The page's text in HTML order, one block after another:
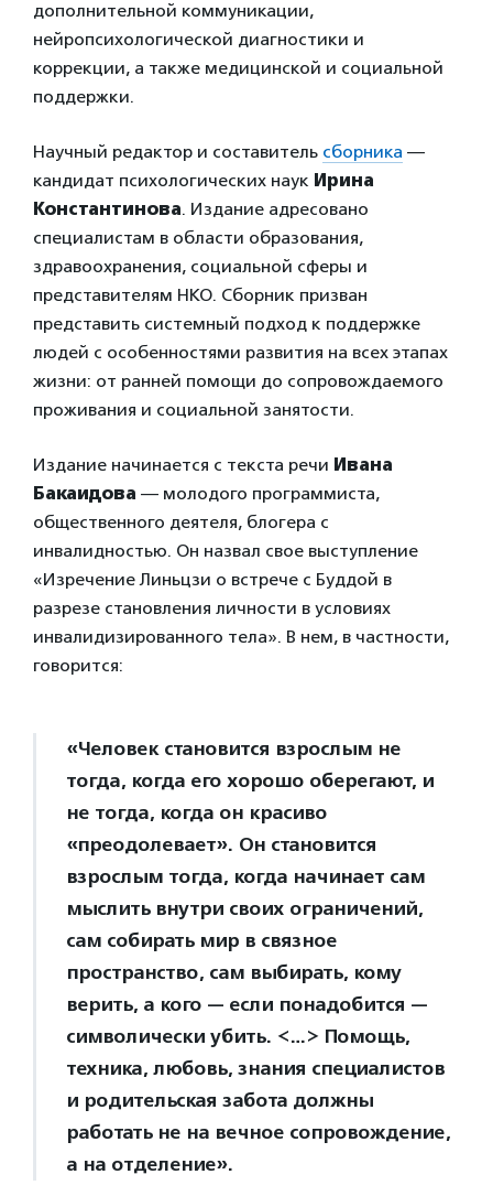
дополнительной коммуникации,
нейропсихологической диагностики и
коррекции, а также медицинской и социальной
поддержки.
Научный редактор и составитель сборника —
кандидат психологических наук Ирина
Константинова. Издание адресовано
специалистам в области образования,
здравоохранения, социальной сферы и
представителям НКО. Сборник призван
представить системный подход к поддержке
людей с особенностями развития на всех этапах
жизни: от ранней помощи до сопровождаемого
проживания и социальной занятости.
Издание начинается с текста речи Ивана
Бакаидова — молодого программиста,
общественного деятеля, блогера с
инвалидностью. Он назвал свое выступление
«Изречение Линьцзи о встрече с Буддой в
разрезе становления личности в условиях
инвалидизированного тела». В нем, в частности,
говорится:
«Человек становится взрослым не
тогда, когда его хорошо оберегают, и
не тогда, когда он красиво
«преодолевает». Он становится
взрослым тогда, когда начинает сам
мыслить внутри своих ограничений,
сам собирать мир в связное
пространство, сам выбирать, кому
верить, а кого — если понадобится —
символически убить. <…> Помощь,
техника, любовь, знания специалистов
и родительская забота должны
работать не на вечное сопровождение,
а на отделение».